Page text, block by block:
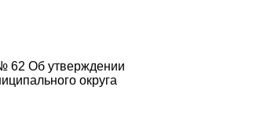
62 Об утверждении
округа